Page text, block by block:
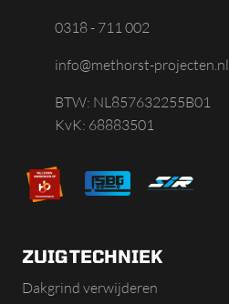
0318 - 711 002
info@methorst-projecten.nl
BTW: NL857632255B01
KvK: 68883501
ZUIGTECHNIEK
Dakgrind verwijderen